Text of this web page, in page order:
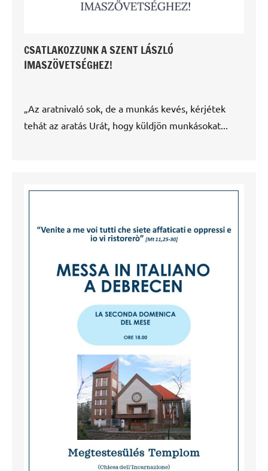
CSATLAKOZZUNK A SZENT LÁSZLÓ
IMASZÖVETSÉGHEZ!
„Az aratnivaló sok, de a munkás kevés, kérjétek
tehát az aratás Urát, hogy küldjön munkásokat...